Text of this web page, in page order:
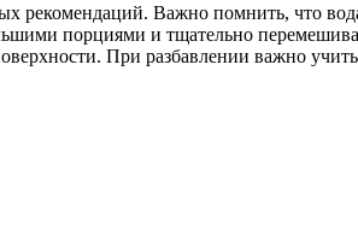
рекомендаций. Важно помнить, что
порциями и тщательно
При разбавлении важно